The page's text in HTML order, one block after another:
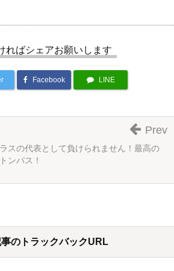
ればシェアお願いします
Facebook LINE
スの代表として負けられません！最高の
ンパス！
Prev
事のトラックバックURL